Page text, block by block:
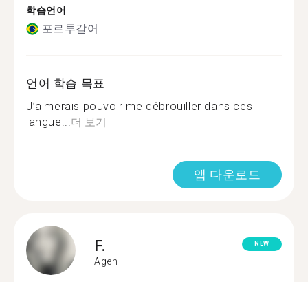
학습언어
포르투갈어
언어 학습 목표
J’aimerais pouvoir me débrouiller dans ces
langue...더 보기
앱 다운로드
F.
Agen
NEW